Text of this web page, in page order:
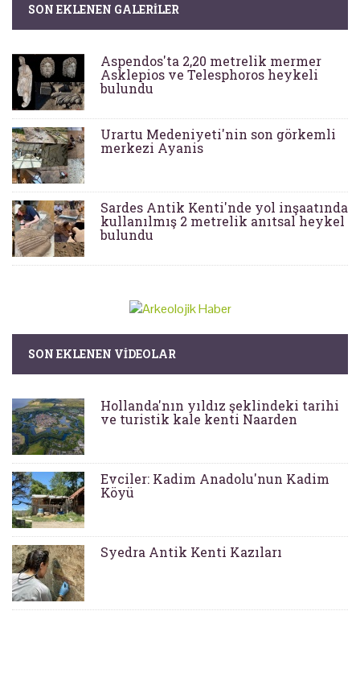
SON EKLENEN GALERILER
Aspendos'ta 2,20 metrelik mermer
Asklepios ve Telesphoros heykeli
bulundu
Urartu Medeniyeti'nin son görkemli
merkezi Ayanis
Sardes Antik Kenti'nde yol inşaatında
kullanılmış 2 metrelik anıtsal heykel
bulundu
SON EKLENEN VIDEOLAR
Hollanda'nın yıldız şeklindeki tarihi
ve turistik kale kenti Naarden
Evciler: Kadim Anadolu'nun Kadim
Köyü
Syedra Antik Kenti Kazıları